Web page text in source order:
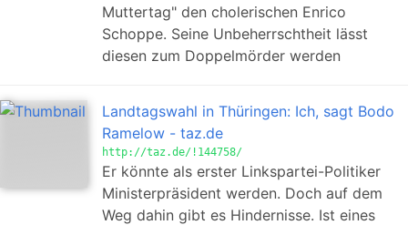
Muttertag" den cholerischen Enrico
Schoppe. Seine Unbeherrschtheit lässt
diesen zum Doppelmörder werden
Landtagswahl in Thüringen: Ich, sagt Bodo
Ramelow - taz.de
http://taz.de/!144758/
Er könnte als erster Linkspartei-Politiker
Ministerpräsident werden. Doch auf dem
Weg dahin gibt es Hindernisse. Ist eines